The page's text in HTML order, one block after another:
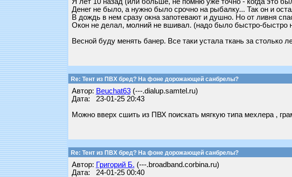
Денег не было, а нужно было срочно на рыбалку... Так он и
В дождь в нем сразу окна запотевают и душно. Но от ливня
Окон не делал, молний не вшивал. (надо было быстро-быстро
Весной буду менять банер. Все таки устала ткань за столько
Re: Тент из ПВХ бред? На фоне дорожающей санбрелы?
Автор: Beuchat63(---.dialup.samtel.ru)
Дата: 23-01-25 20:43
Можно вверх сшить из ПВХ поискать мягкую типа мехлера ,
Re: Тент из ПВХ бред? На фоне дорожающей санбрелы?
Автор: Григорий Б. (---.broadband.corbina.ru)
Дата: 24-01-25 00:40